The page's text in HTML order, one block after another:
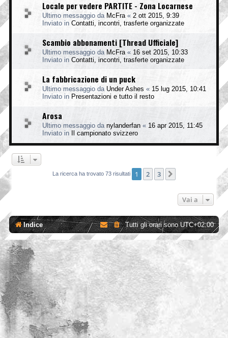
Locale per vedere PARTITE - Zona Locarnese
Ultimo messaggio da McFra « 2 ott 2015, 9:39
Inviato in Contatti, incontri, trasferte organizzate
Scambio abbonamenti [Thread Ufficiale]
Ultimo messaggio da McFra « 16 set 2015, 10:33
Inviato in Contatti, incontri, trasferte organizzate
La fabbricazione di un puck
Ultimo messaggio da Under Ashes « 15 lug 2015, 10:41
Inviato in Presentazioni e tutto il resto
Arosa
Ultimo messaggio da nylanderfan « 16 apr 2015, 11:45
Inviato in
Il campionato svizzero
La ricerca ha trovato 73 risultati 1 2 3
Vai a
Indice Tutti gli orari sonoUTC+02:00